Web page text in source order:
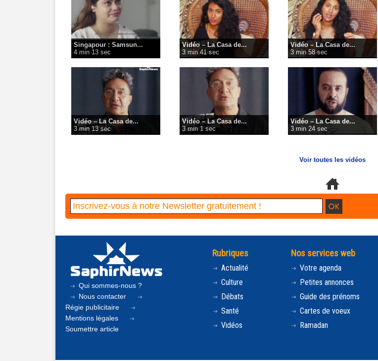
Singapour : Samsun...
4 min 13 sec
Vidéo – La Casa de...
3 min 41 sec
Vidéo – La Casa de...
3 min 58 sec
Vidéo – La Casa de...
3 min 13 sec
Vidéo – La Casa de...
3 min 1 sec
Vidéo – La Casa de...
3 min 24 sec
Voir toutes les vidéos
Qui sommes-nous ?
Nous contacter
Régie publicitaire
Mentions légales
Soumettre article
Rubriques
Actualité
Culture
Débats
Santé
Vidéos
Nos services web
Votre agenda
Petites annonces
Guide des prénoms
Cartes de voeux
Ramadan